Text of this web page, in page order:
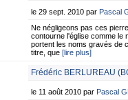
le 29 sept. 2010 par Pascal
Ne négligeons pas ces
contourne l'église comme le
portent les noms gravés de
titre, que [lire plus]
Frédéric BERLUREAU
le 11 août 2010 par Pascal